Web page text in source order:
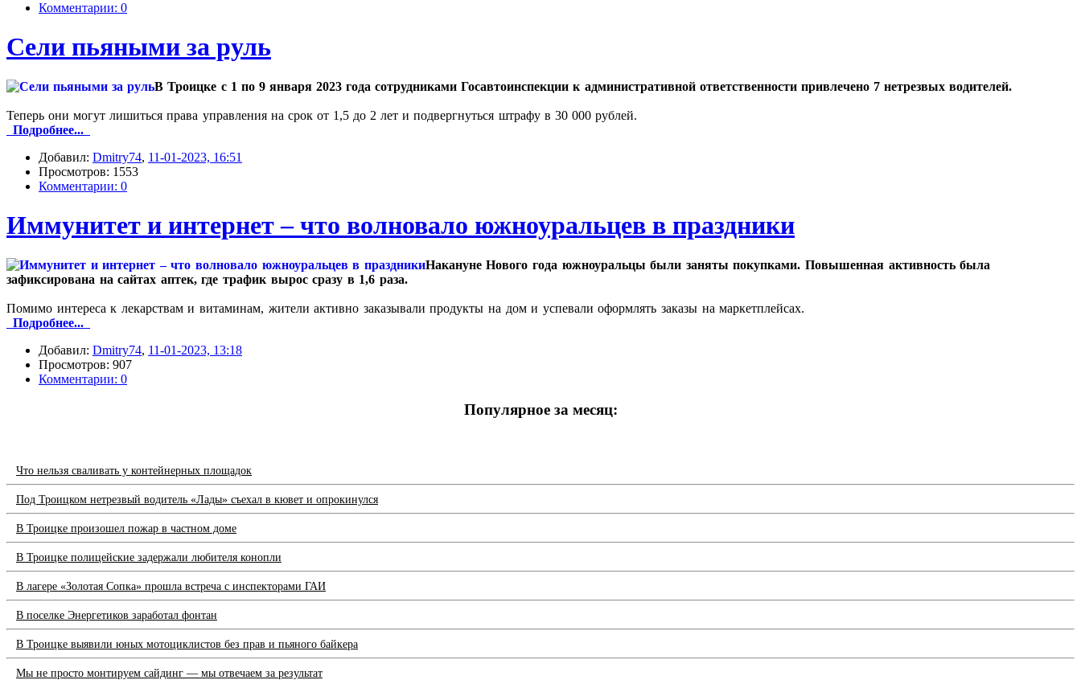
Комментарии: 0
Сели пьяными за руль
В Троицке с 1 по 9 января 2023 года сотрудниками Госавтоинспекции к административной ответственности привлечено 7 нетрезвых водителей.
Теперь они могут лишиться права управления на срок от 1,5 до 2 лет и подвергнуться штрафу в 30 000 рублей.
Подробнее...
Добавил: Dmitry74, 11-01-2023, 16:51
Просмотров: 1553
Комментарии: 0
Иммунитет и интернет – что волновало южноуральцев в праздники
Накануне Нового года южноуральцы были заняты покупками. Повышенная активность была
зафиксирована на сайтах аптек, где трафик вырос сразу в 1,6 раза.
Помимо интереса к лекарствам и витаминам, жители активно заказывали продукты на дом и успевали оформлять заказы на маркетплейсах.
Подробнее...
Добавил: Dmitry74, 11-01-2023, 13:18
Просмотров: 907
Комментарии: 0
Популярное за месяц:
Что нельзя сваливать у контейнерных площадок
Под Троицком нетрезвый водитель «Лады» съехал в кювет и опрокинулся
В Троицке произошел пожар в частном доме
В Троицке полицейские задержали любителя конопли
В лагере «Золотая Сопка» прошла встреча с инспекторами ГАИ
В поселке Энергетиков заработал фонтан
В Троицке выявили юных мотоциклистов без прав и пьяного байкера
Мы не просто монтируем сайдинг — мы отвечаем за результат